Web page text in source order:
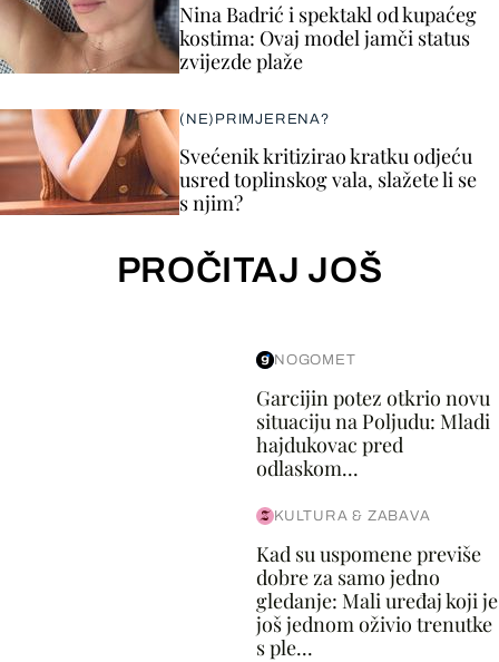
Nina Badrić i spektakl od kupaćeg
kostima: Ovaj model jamči status
zvijezde plaže
(NE)PRIMJERENA?
Svećenik kritizirao kratku odjeću
usred toplinskog vala, slažete li se
s njim?
PROČITAJ JOŠ
NOGOMET
Garcijin potez otkrio novu
situaciju na Poljudu: Mladi
hajdukovac pred
odlaskom...
KULTURA & ZABAVA
Kad su uspomene previše
dobre za samo jedno
gledanje: Mali uređaj koji je
još jednom oživio trenutke
s ple...